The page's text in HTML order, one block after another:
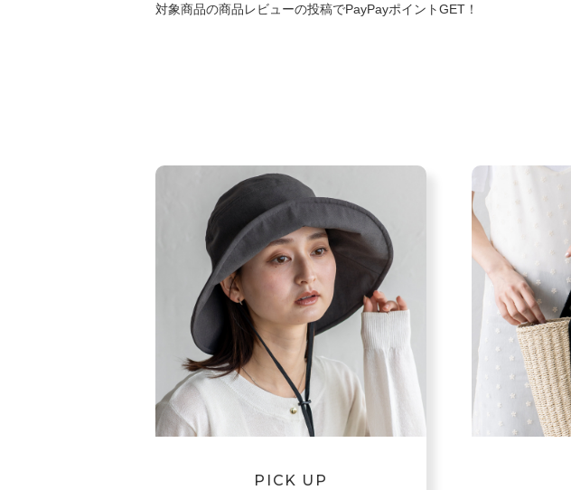
対象商品の商品レビューの投稿でPayPayポイントGET！
PICK UP